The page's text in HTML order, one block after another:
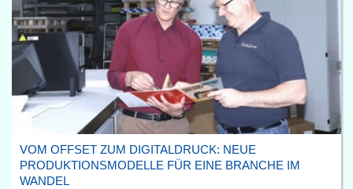
VOM OFFSET ZUM DIGITALDRUCK: NEUE
PRODUKTIONSMODELLE FÜR EINE BRANCHE IM
WANDEL